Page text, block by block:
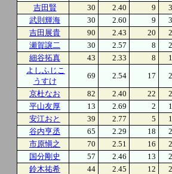
吉田賢
30 2.40 9
武則輝海
30 2.60 9
吉田展貴
90 2.43 20
瀬賀譲二
30 2.57 8
細谷拓真
43 2.33 8
よしふじこ
うすけ
69 2.54 17
京杜なお
82 2.40 22
平山友厚
13 2.69 2
安江おと
39 2.77 5
谷内亨丞
65 2.29 18
市原愼之
70 2.51 16
国分剛史
57 2.46 13
鈴木祐希
44 2.45 12